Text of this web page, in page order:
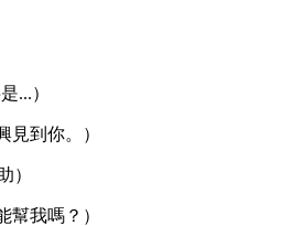
...）
見到你。）
）
幫我嗎？）